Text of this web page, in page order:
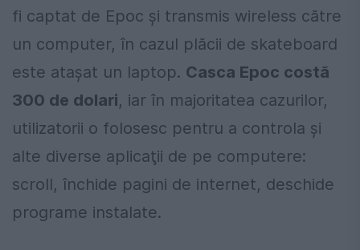
fi captat de Epoc şi transmis wireless către
un computer, în cazul plăcii de skateboard
este ataşat un laptop. Casca Epoc costă
300 de dolari, iar în majoritatea cazurilor,
utilizatorii o folosesc pentru a controla şi
alte diverse aplicaţii de pe computere:
scroll, închide pagini de internet, deschide
programe instalate.